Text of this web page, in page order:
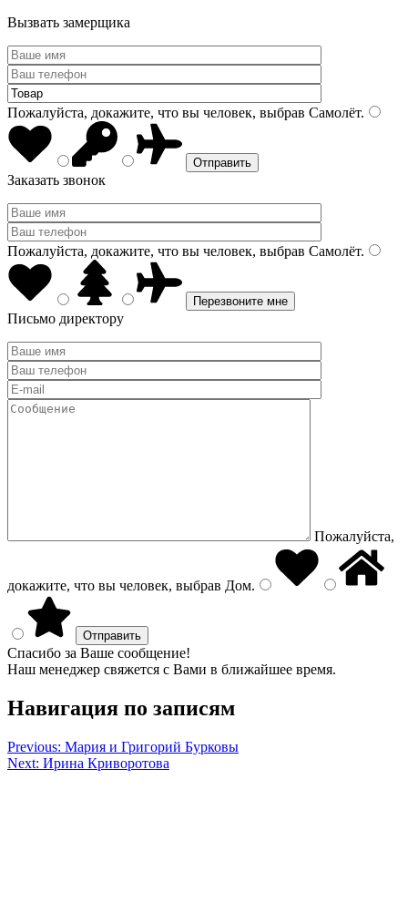
Вызвать замерщика
Пожалуйста, докажите, что вы человек, выбрав Самолёт.
Заказать звонок
Пожалуйста, докажите, что вы человек, выбрав Самолёт.
Письмо директору
Пожалуйста,
докажите, что вы человек, выбрав Дом.
Спасибо за Ваше сообщение!
Наш менеджер свяжется с Вами в ближайшее время.
Навигация по записям
Previous: Мария и Григорий Бурковы
Next: Ирина Криворотова